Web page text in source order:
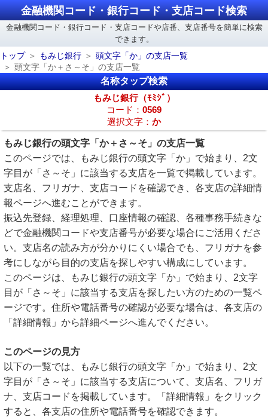
金融機関コード・銀行コード・支店コード検索
金融機関コード・銀行コード・支店コードや店番、支店番号を簡単に検索
できます。
トップ
もみじ銀行
頭文字「か」の支店一覧
頭文字「か＋さ～そ」の支店一覧
名称タップ検索
もみじ銀行（ﾓﾐｼﾞ）
コード： 0569
選択文字： か
もみじ銀行の頭文字「か＋さ～そ」の支店一覧
このページでは、もみじ銀行の頭文字「か」で始まり、2文
字目が「さ～そ」に該当する支店を一覧で掲載しています。
支店名、フリガナ、支店コードを確認でき、各支店の詳細情
報ページへ進むことができます。
振込先登録、経理処理、口座情報の確認、各種事務手続きな
どで金融機関コードや支店番号が必要な場合にご活用くださ
い。支店名の読み方が分かりにくい場合でも、フリガナを参
考にしながら目的の支店を探しやすい構成にしています。
このページは、もみじ銀行の頭文字「か」で始まり、2文字
目が「さ～そ」に該当する支店を探したい方のための一覧ペ
ージです。住所や電話番号の確認が必要な場合は、各支店の
「詳細情報」から詳細ページへ進んでください。
このページの見方
以下の一覧では、もみじ銀行の頭文字「か」で始まり、2文
字目が「さ～そ」に該当する支店について、支店名、フリガ
ナ、支店コードを掲載しています。「詳細情報」をクリック
すると、各支店の住所や電話番号を確認できます。